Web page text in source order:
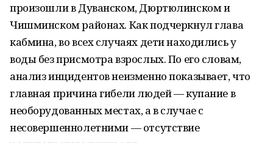
произошли в Дуванском, Дюртюлинском и
Чишминском районах. Как подчеркнул глава
кабмина, во всех случаях дети находились у
воды без присмотра взрослых. По его словам,
анализ инцидентов неизменно показывает, что
главная причина гибели людей — купание в
необорудованных местах, а в случае с
несовершеннолетними — отсутствие